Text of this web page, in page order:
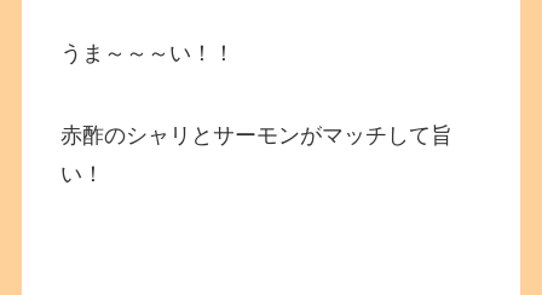
うま～～～い！！
赤酢のシャリとサーモンがマッチして旨
い！